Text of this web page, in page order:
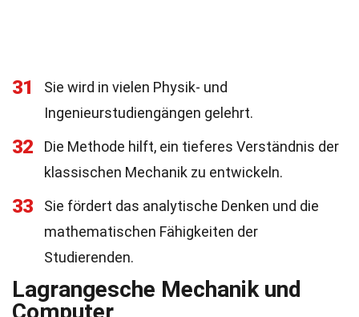
31
Sie wird in vielen Physik- und
Ingenieurstudiengängen gelehrt.
32
Die Methode hilft, ein tieferes Verständnis der
klassischen Mechanik zu entwickeln.
33
Sie fördert das analytische Denken und die
mathematischen Fähigkeiten der
Studierenden.
Lagrangesche Mechanik und